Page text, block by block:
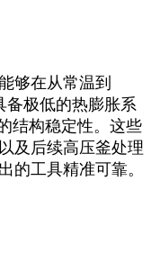
够在从常温到
备极低的热膨胀系
结构稳定性。这些
及后续高压釜处理
的工具精准可靠。